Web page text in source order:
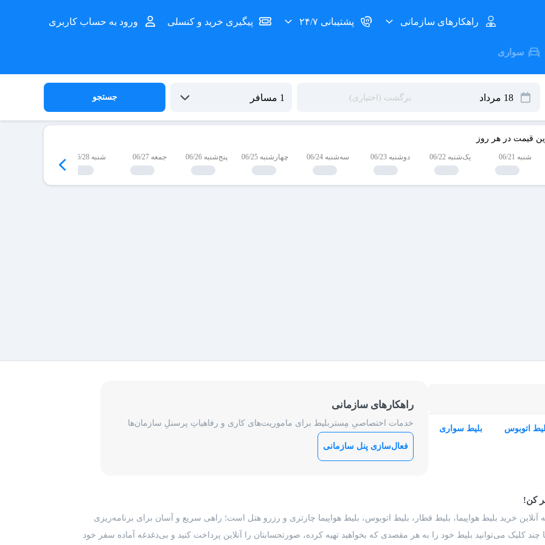
راهکارهای سازمانی پشتیبانی ۲۴/۷ پیگیری خرید و کنسلی ورود به حساب کاربری
سواری
جستجو
قیمت در هر روز
شنبه 06/21 یک‌شنبه 06/22 دوشنبه 06/23 سه‌شنبه 06/24 چهارشنبه 06/25 پنج‌شنبه 06/26 جمعه 06/27 شنبه 06/28
اتوبوس بلیط سواری
راهکارهای سازمانی
خدمات اختصاصیِ مِستربلیط برای ماموریت‌های کاری و رفاهیاتِ پرسنلِ سازمان‌ها
فعال‌سازی پنل سازمانی
کن!
آنلاین خرید بلیط هواپیما، بلیط قطار، بلیط اتوبوس، بلیط هواپیما چارتری و رزرو هتل است؛ راهی سریع و آسان برای برنامه‌ریزی
چند کلیک می‌توانید بلیط خود را به هر مقصدی که بخواهید تهیه کرده، صورتحسابتان را آنلاین پرداخت کنید و بی‌دغدغه آماده سفر خود